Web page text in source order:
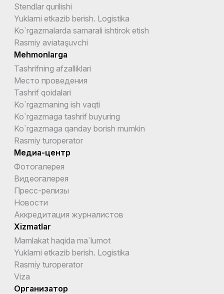
Stendlar qurilishi
Yuklarni etkazib berish. Logistika
Ko`rgazmalarda samarali ishtirok etish
Rasmiy aviataşuvchi
Mehmonlarga
Tashrifning afzalliklari
Место проведения
Tashrif qoidalari
Ko`rgazmaning ish vaqti
Ko`rgazmaga tashrif buyuring
Ko`rgazmaga qanday borish mumkin
Rasmiy turoperator
Медиа-центр
Фотогалерея
Видеогалерея
Пресс-релизы
Новости
Аккредитация журналистов
Xizmatlar
Mamlakat haqida ma`lumot
Yuklarni etkazib berish. Logistika
Rasmiy turoperator
Viza
Организатор